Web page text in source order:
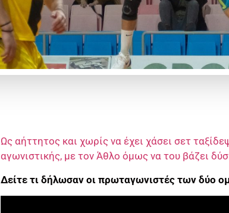
Ως αήττητος και χωρίς να έχει χάσει σετ
αγωνιστικής, με τον Άθλο όμως να του βάζει
Δείτε τι δήλωσαν οι πρωταγωνιστές των δύο